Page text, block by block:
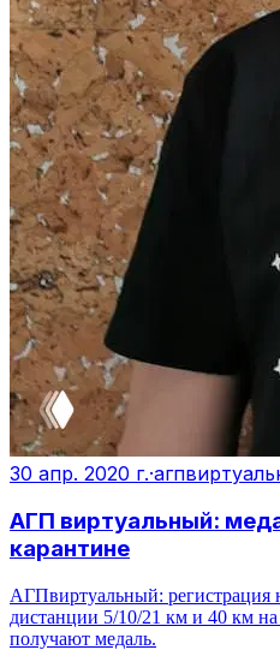
30 апр. 2020 г.·
АГП виртуальный:
карантине
АГПвиртуальный: регистрация
дистанции 5/10/21 км и 40 км
получают медаль.